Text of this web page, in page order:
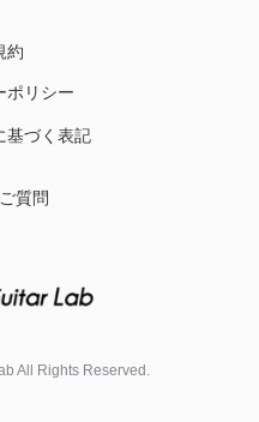
約
ポリシー
基づく表記
質問
All Rights Reserved.